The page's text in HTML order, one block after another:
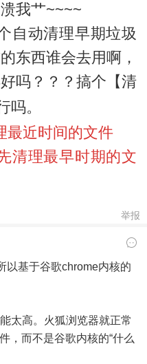
我艹~~~~
自动清理早期垃圾
东西谁会去用啊，
吗？？？搞个【清
吗。
最近时间的文件
清理最早时期的文
举报
以基于谷歌chrome内核的
太高。火狐浏览器就正常
，而不是谷歌内核的“什么